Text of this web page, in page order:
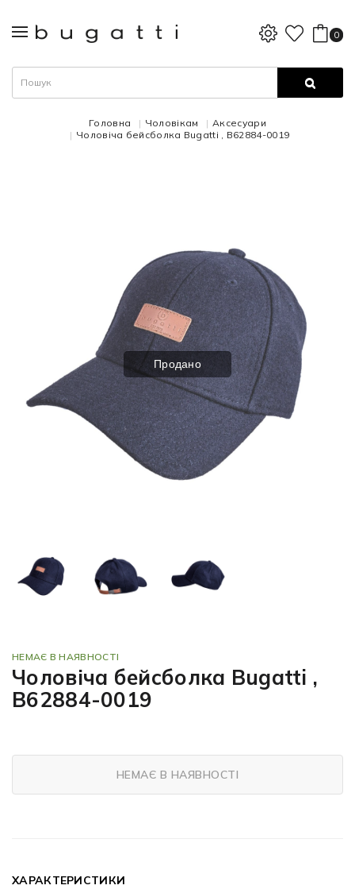
0
Головна Чоловікам
Аксесуари
Чоловіча бейсболка Bugatti , B62884-0019
Продано
НЕМАЄ В НАЯВНОСТІ
Чоловіча бейсболка Bugatti ,
B62884-0019
НЕМАЄ В НАЯВНОСТІ
ХАРАКТЕРИСТИКИ